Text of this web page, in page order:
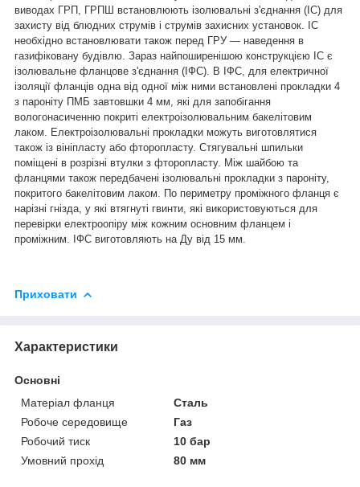
виводах ГРП, ГРПШ встановлюють ізолювальні з'єднання (ІС) для
захисту від блюдних струмів і струмів захисних установок. ІС
необхідно встановлювати також перед ГРУ — наведення в
газифіковану будівлю. Зараз найпоширенішою конструкцією ІС є
ізолювальне фланцове з'єднання (ІФС). В ІФС, для електричної
ізоляції фланців одна від одної між ними встановлені прокладки 4
з пароніту ПМБ завтовшки 4 мм, які для запобігання
вологонасиченню покриті електроізолювальним бакелітовим
лаком. Електроізолювальні прокладки можуть виготовлятися
також із вініпласту або фторопласту. Стягувальні шпильки
поміщені в розрізні втулки з фторопласту. Між шайбою та
фланцями також передбачені ізолювальні прокладки з пароніту,
покритого бакелітовим лаком. По периметру проміжного фланця є
нарізні гнізда, у які втягнуті гвинти, які використовуються для
перевірки електроопіру між кожним основним фланцем і
проміжним. ІФС виготовляють на Ду від 15 мм.
Приховати
Характеристики
Основні
Матеріал фланця
Сталь
Робоче середовище
Газ
Робочий тиск
10 бар
Умовний прохід
80 мм